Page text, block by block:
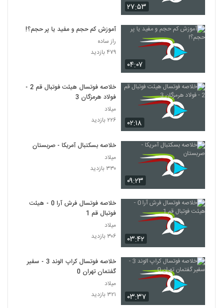
۲۷:۵۳
۰۴:۰۷
آموزش کم حجم و مفید یا پر حجم؟!
راز ساده
۴۷۹ بازدید
۰۲:۱۸
خلاصه فوتسال هیئت فوتبال قم 2 -
فولاد هرمزگان 3
میلاد
۲۲۶ بازدید
۰۹:۲۳
خلاصه بسکتبال آمریکا - صربستان
میلاد
۳۳۰ بازدید
۰۳:۴۲
خلاصه فوتسال فرش آرا 0 - هیئت
فوتبال قم 1
میلاد
۳۰۶ بازدید
۰۳:۳۷
خلاصه فوتسال کراپ الوند 3 - سفیر
گفتمان تهران 0
میلاد
۳۲۱ بازدید